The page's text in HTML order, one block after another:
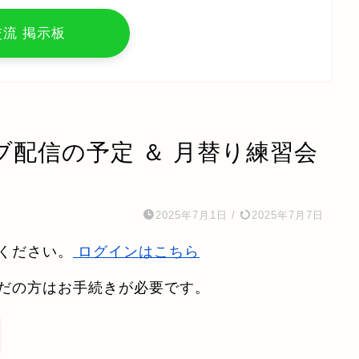
流 掲示板
信の予定 ＆ 月替り練習会
2025年7月1日 / 2025年7月7日
ださい。 ログインはこちら
方はお手続きが必要です。